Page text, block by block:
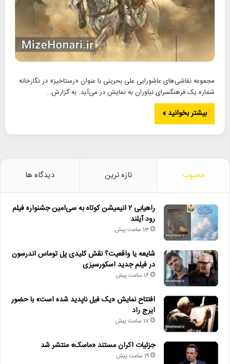
مجموعه نقاشی‌های عاشورایی علی بحرینی با عنوان «رستاخیز» در نگارخانه
شماره یک فرهنگسرای نیاوران به نمایش در می‌آید. به گزارش…
بیشتر بخوانید »
محبوب تازه ترین دیدگاه ها
راهیابی ۲ انیمیشن کوتاه به سی‌امین جشنواره فیلم
رود آیلند
13 ساعت پیش
شایعه یا واقعیت؟ نقش کلیدی پل توماس اندرسون
در فیلم جدید اسکورسیزی
16 ساعت پیش
افتتاح نمایش «یک فیل ناپدید شده است» با حضور
ایرج راد
17 ساعت پیش
جزئیات اکران مستند «ماسک» منتشر شد
19 ساعت پیش